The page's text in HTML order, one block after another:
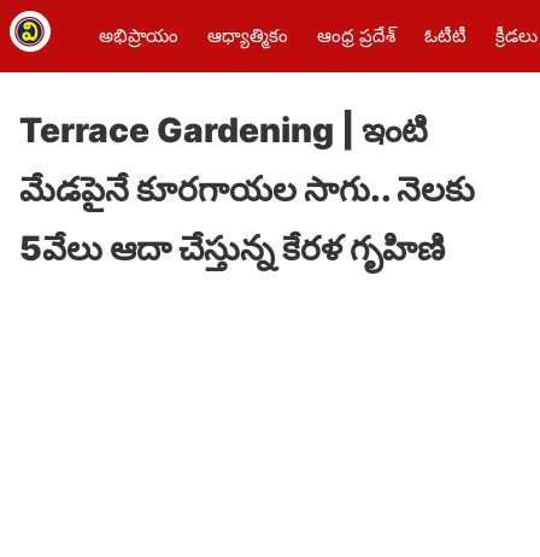
అభిప్రాయం ఆధ్యాత్మికం ఆంధ్ర ప్రదేశ్ ఓటీటీ క్రీడలు
Terrace Gardening | ఇంటి
మేడపైనే కూరగాయల సాగు.. నెలకు
5వేలు ఆదా చేస్తున్న కేరళ గృహిణి